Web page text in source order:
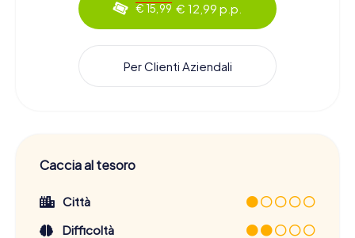
€ 15,99 € 12,99 p.p.
Per Clienti Aziendali
Caccia al tesoro
Città
Difficoltà